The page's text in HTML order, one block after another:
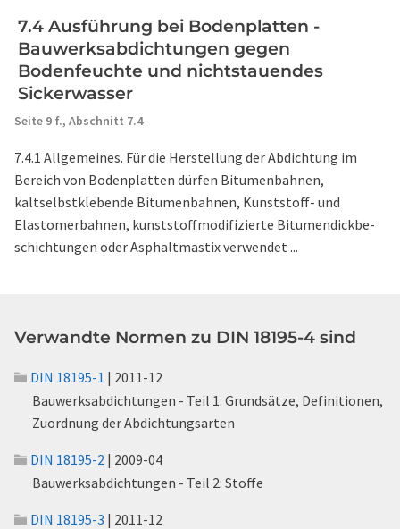
7.4 Ausführung bei Bodenplatten -
Bauwerksabdichtungen gegen
Bodenfeuchte und nichtstauendes
Sickerwasser
Seite 9 f., Abschnitt 7.4
7.4.1 Allgemeines. Für die Herstellung der Abdichtung im
Bereich von Bodenplatten dürfen Bitumenbahnen,
kaltselbstklebende Bitumenbahnen, Kunststoff- und
Elastomerbahnen, kunststoffmodifizierte Bitumendickbe-
schichtungen oder Asphaltmastix verwendet ...
Verwandte Normen zu DIN 18195-4 sind
DIN 18195-1 | 2011-12
Bauwerksabdichtungen - Teil 1: Grundsätze, Definitionen,
Zuordnung der Abdichtungsarten
DIN 18195-2 | 2009-04
Bauwerksabdichtungen - Teil 2: Stoffe
DIN 18195-3 | 2011-12